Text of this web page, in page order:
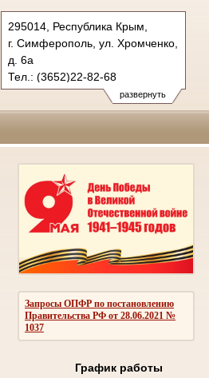
развернуть
295014, Республика Крым,
г. Симферополь, ул. Хромченко,
д. 6а
Тел.: (3652)22-82-68
zheleznodorozhniy.krm@sudrf.ru
Запросы ОПФР по постановлению
Правительства РФ от 28.06.2021 №
1037
График работы